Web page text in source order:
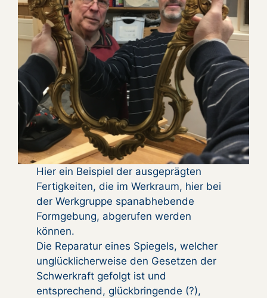
Hier ein Beispiel der ausgeprägten
Fertigkeiten, die im Werkraum, hier bei
der Werkgruppe spanabhebende
Formgebung, abgerufen werden
können.
Die Reparatur eines Spiegels, welcher
unglücklicherweise den Gesetzen der
Schwerkraft gefolgt ist und
entsprechend, glückbringende (?),